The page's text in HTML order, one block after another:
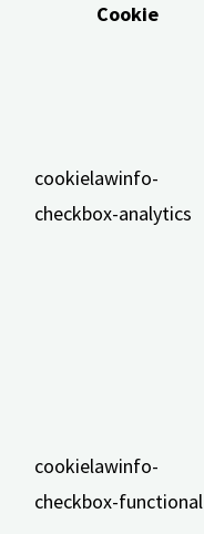
Cookie
cookielawinfo-
checkbox-analytics
cookielawinfo-
checkbox-functional